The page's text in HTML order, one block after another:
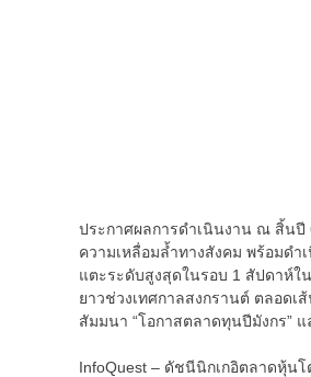
ประกาศผลการดำเนินงาน ณ สิ้นปี
ความเหลื่อมล้ำทางสังคม พร้อมด
แตะระดับสูงสุดในรอบ 1 สัปดาห์ใ
ยาวช่วงเทศกาลสงกรานต์ ตลอด
สัมมนา “โอกาสตลาดทุนปีมังกร”
InfoQuest – ดัชนีนิกเกอิตลาดหุ้นโ